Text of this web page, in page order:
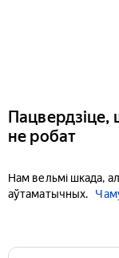
Пацвердзіце,
не робат
Нам вельмі шкада,
аўтаматычных.